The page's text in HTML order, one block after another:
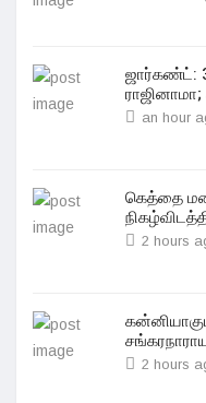
ஜார்கண்ட்:
an hour
கெத்தை
2 hours
2 hours